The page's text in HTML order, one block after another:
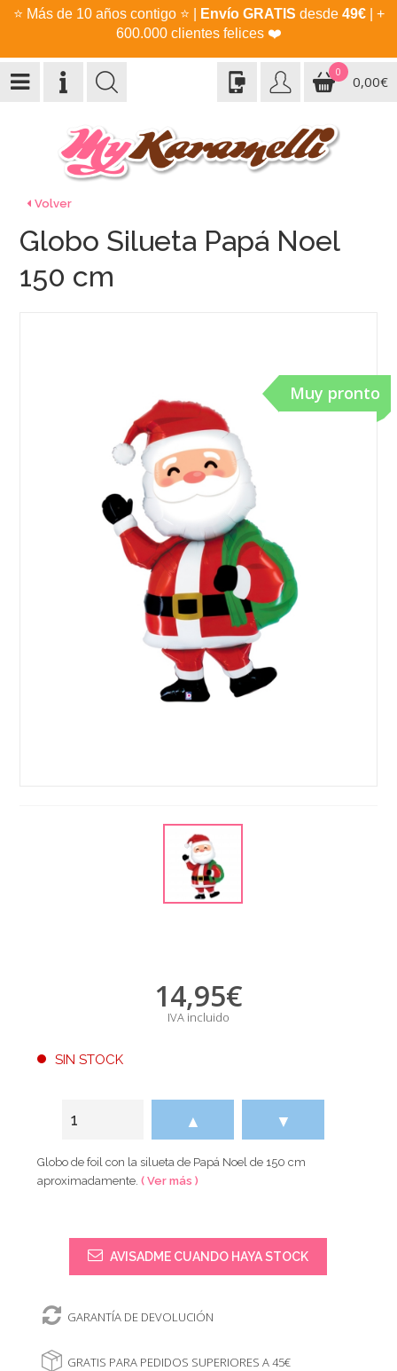
⭐ Más de 10 años contigo ⭐ Envío GRATIS desde 49€| +
600.000 clientes felices ❤️
0
0,00€
Volver
Muy pronto
Globo Silueta Papá Noel
150 cm
14,95€
IVA incluido
SIN STOCK
▲ ▼
Globo de foil con la silueta de Papá Noel de 150 cm
aproximadamente.( Ver más )
AVISADME CUANDO HAYA STOCK
GARANTÍA DE DEVOLUCIÓN
GRATIS PARA PEDIDOS SUPERIORES A 45€